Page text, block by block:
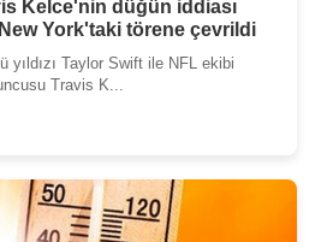
Kelce'nin düğün iddiası
York'taki törene çevrildi
yıldızı Taylor Swift ile NFL ekibi
Travis K...